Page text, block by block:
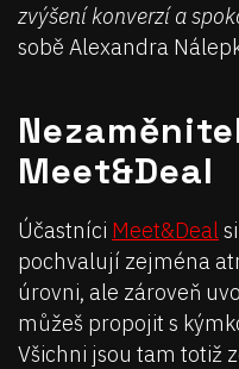
zvýšení konverzí a
sobě Alexandra
Meet&Deal
Účastníci Meet&Deal
pochvalují zejména
úrovni, ale zároveň
můžeš propojit s
Všichni jsou tam totiž